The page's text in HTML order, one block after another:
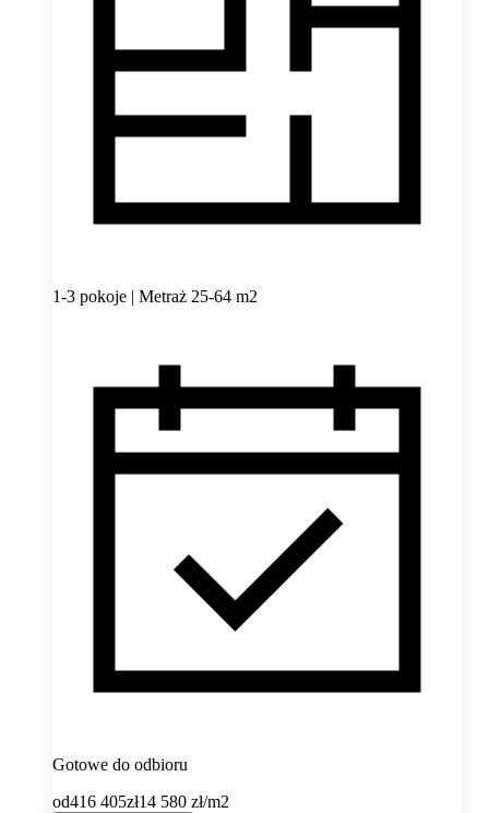
1-3 pokoje | Metraż 25-64 m2
Gotowe do odbioru
od416 405zł14 580 zł/m2